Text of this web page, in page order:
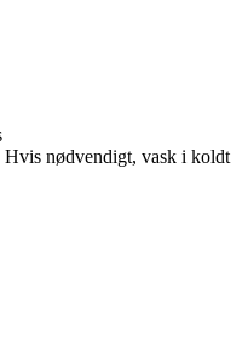
Hvis nødvendigt, vask i koldt